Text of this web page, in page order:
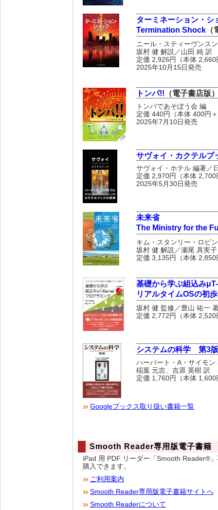
ターミネーション・シ
Termination Shock
ニール・スティーヴンス
坂村 健 解説／山田 純 訳
定価 2,926円（本体 2,660
2025年10月15日発売
トンパ!! （電子書店版
トンパであそぼう会 編
定価 440円（本体 400円
2025年7月10日発売
サヴォイ・カクテルブ
サヴォイ・ホテル 編著／
定価 2,970円（本体 2,700
2025年5月30日発売
未来省
The Ministry for the
キム・スタンリー・ロビ
坂村 健 解説／瀬尾 具実
定価 3,135円（本体 2,850
基礎から学ぶ組込み
リアルタイムOSの初
坂村 健 監修／豊山 祐一
定価 2,772円（本体 2,520
システムの科学 第3版
ハーバート・A・サイモン
稲葉 元吉、吉原 英樹 訳
定価 1,760円（本体 1,600
電子書店版既刊一覧
Googleブックス取り扱い書籍一覧
Smooth Reader専用版電子書籍
iPad 用 PDF リーダー「Smooth Reader®
購入できます。
ご利用案内
Smooth Reader専用版電子書籍サイトへ
Smooth Readerについて